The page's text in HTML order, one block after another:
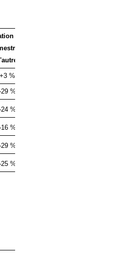
d'un
à
l'autre
+3 %
%
%
%
%
%